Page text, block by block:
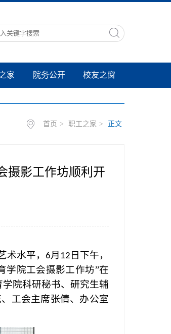
家 院务公开 校友之窗
首页 > 职工之家 > 正文
摄影工作坊顺利开
术水平， 6月 12 日下午，
学院工会摄影工作坊”在
学院科研秘书、研究生辅
工会主席张倩、办公室